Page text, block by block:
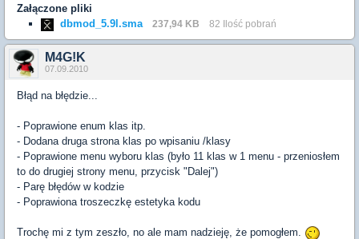
Załączone pliki
dbmod_5.9l.sma
237,94 KB 82 Ilość pobrań
M4G!K
07.09.2010
Błąd na błędzie...
- Poprawione enum klas itp.
- Dodana druga strona klas po wpisaniu /klasy
- Poprawione menu wyboru klas (było 11 klas w 1 menu - przeniosłem
to do drugiej strony menu, przycisk "Dalej")
- Parę błędów w kodzie
- Poprawiona troszeczkę estetyka kodu
Trochę mi z tym zeszło, no ale mam nadzieję, że pomogłem.